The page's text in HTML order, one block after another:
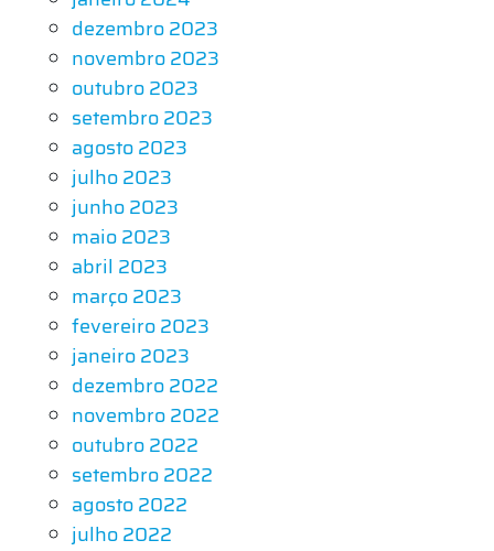
dezembro 2023
novembro 2023
outubro 2023
setembro 2023
agosto 2023
julho 2023
junho 2023
maio 2023
abril 2023
março 2023
fevereiro 2023
janeiro 2023
dezembro 2022
novembro 2022
outubro 2022
setembro 2022
agosto 2022
julho 2022